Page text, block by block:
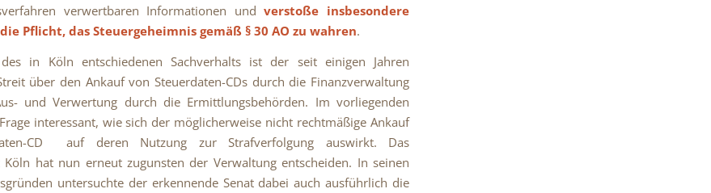
verwertbaren Informationen undverstoße insbesondere
Pflicht, das Steuergeheimnis gemäß § 30 AO zu wahren.
in Köln entschiedenen Sachverhalts ist der seit einigen Jahren
über den Ankauf von Steuerdaten-CDs durch die Finanzverwaltung
und Verwertung durch die Ermittlungsbehörden. Im vorliegenden
interessant, wie sich der möglicherweise nicht rechtmäßige Ankauf
CD auf deren Nutzung zur Strafverfolgung auswirkt. Das
Köln hat nun erneut zugunsten der Verwaltung entscheiden. In seinen
untersuchte der erkennende Senat dabei auch ausführlich die